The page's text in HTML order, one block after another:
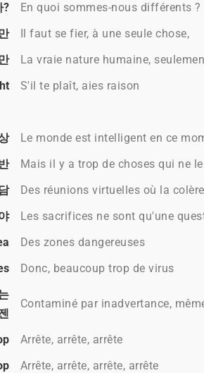
?
En quoi sommes-nous différents ?
Il faut se fier, à une seule chose,
La vraie nature humaine,
S'il te plaît, aies raison
Le monde est intelligent en ce
Mais il y a trop de choses qui ne
Des réunions virtuelles où la
Les sacrifices ne sont qu'une
Des zones dangereuses
Donc, beaucoup trop de virus
Contaminé par inadvertance,
Arrête, arrête, arrête
Arrête, arrête, arrête, arrête